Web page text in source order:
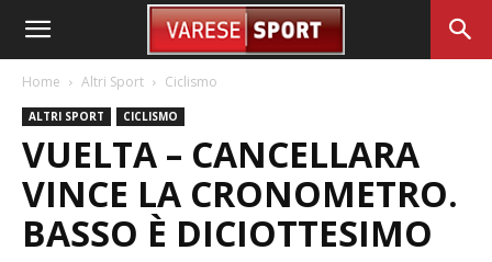
Home Altri Sport Ciclismo
ALTRI SPORT CICLISMO
VUELTA – CANCELLARA
VINCE LA CRONOMETRO.
BASSO È DICIOTTESIMO